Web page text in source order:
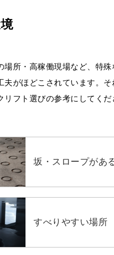
場所・高稼働現場など、特
夫がほどこされています。
リフト選びの参考にしてくだ
坂・スロープがあ
すべりやすい場所